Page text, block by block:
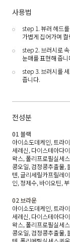
사용법
step 1. 뷰러 헤드
가볍게 집어가며
step 2. 브러시로
눈매를 표현해 줍니
step 3. 브러시를
줍니다.
전성분
01 블랙
아이소도데케인, 트라
세레신, 다이스테아다
왁스, 폴리프로필실세
콩오일, 검정콩추출물,
텐, 글리세릴카프릴레
인, 정제수, 바이오틴,
02 브라운
아이소도데케인, 트라
세레신, 다이스테아다
왁스, 폴리프로필실세
콩오일, 검정콩추출물,